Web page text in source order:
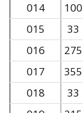
014
100
015
33
016
275
017
355
018
33